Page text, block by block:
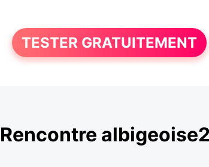
TESTER GRATUITEMENT
Rencontre